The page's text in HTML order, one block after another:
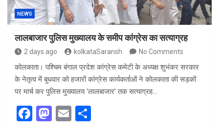
NEWS
लालबाजार पुलिस मुख्यालय के समीप कांग्रेस का सत्याग्रह
2 days ago kolkataSaransh No Comments
कोलकाता। पश्चिम बंगाल प्रदेश कांग्रेस कमेटी के अध्यक्ष शुभंकर सरकार
के नेतृत्व में बुधवार को हजारों कांग्रेस कार्यकर्ताओं ने कोलकाता की सड़कों
पर मार्च कर पुलिस मुख्यालय ‘लालबाजार’ तक सत्याग्रह…
F
M E